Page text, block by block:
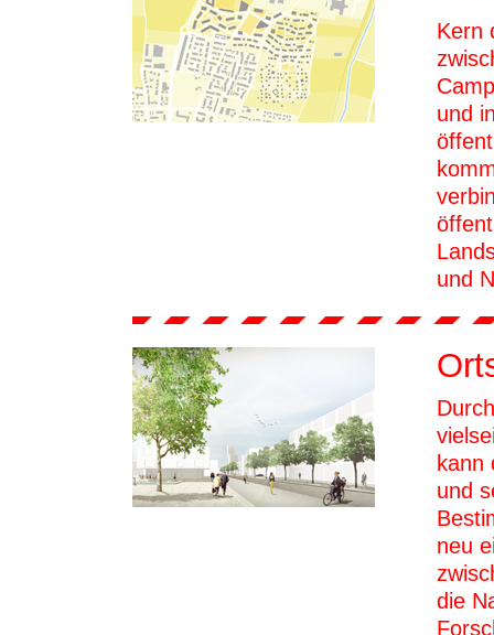
Kern
und
und
kann
und
neu
die